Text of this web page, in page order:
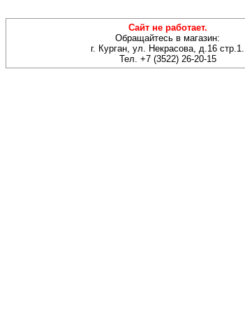
Сайт не работает.
Обращайтесь в магазин:
г. Курган, ул. Некрасова, д.16 стр.1.
Тел. +7 (3522) 26-20-15